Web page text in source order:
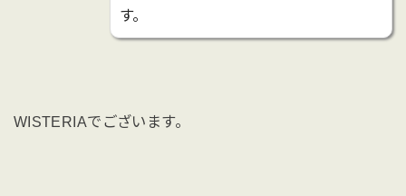
す。
WISTERIAでございます。